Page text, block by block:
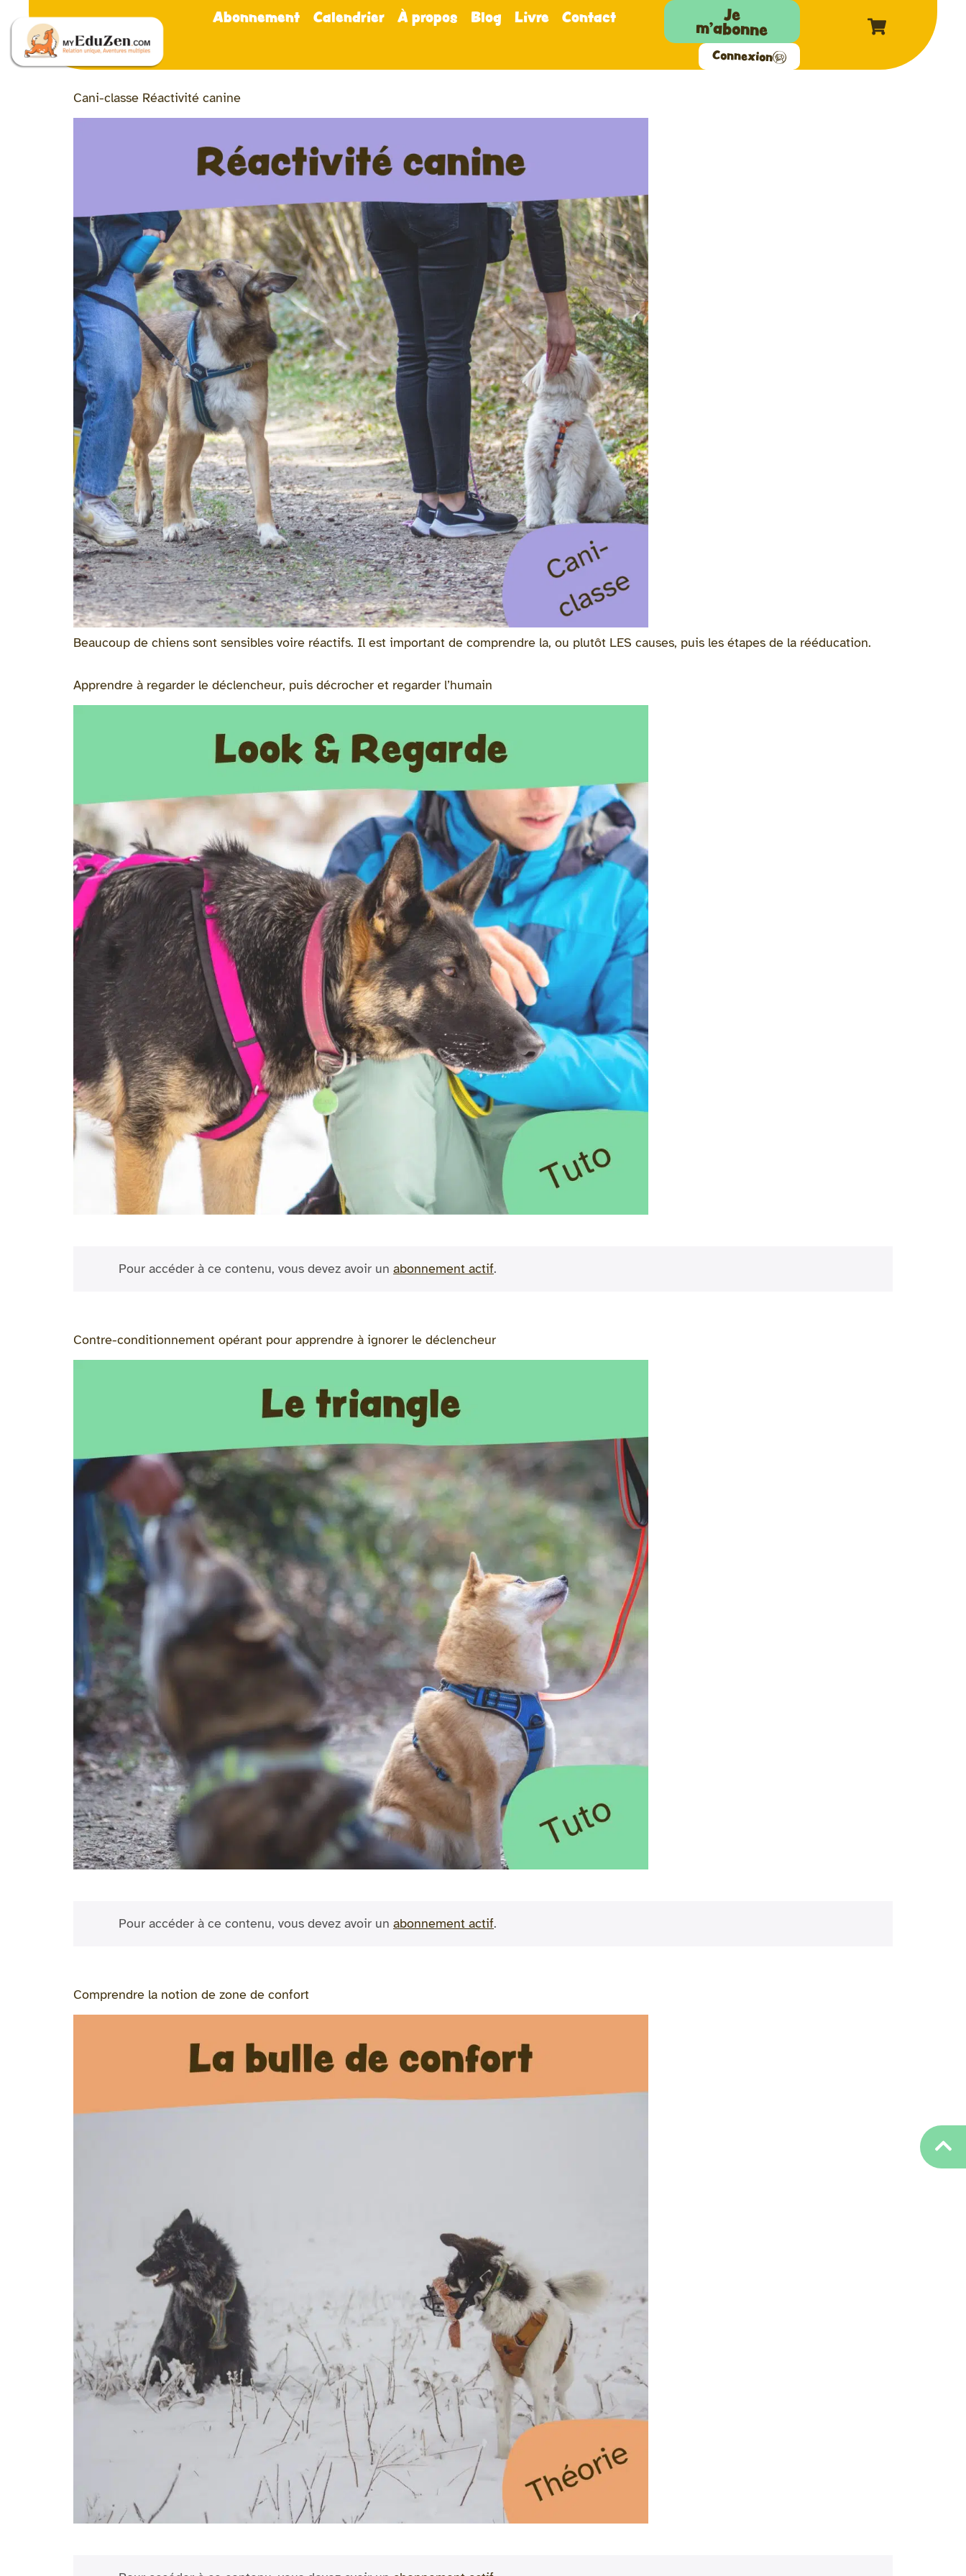
Abonnement Calendrier À propos Blog Livre Contact Je
m'abonne
Connexion
Cani-classe Réactivité canine
Beaucoup de chiens sont sensibles voire réactifs. Il est important de comprendre la, ou plutôt LES causes, puis les étapes de la rééducation.
Apprendre à regarder le déclencheur, puis décrocher et regarder l’humain
Pour accéder à ce contenu, vous devez avoir un abonnement actif.
Contre-conditionnement opérant pour apprendre à ignorer le déclencheur
Pour accéder à ce contenu, vous devez avoir un abonnement actif.
Comprendre la notion de zone de confort